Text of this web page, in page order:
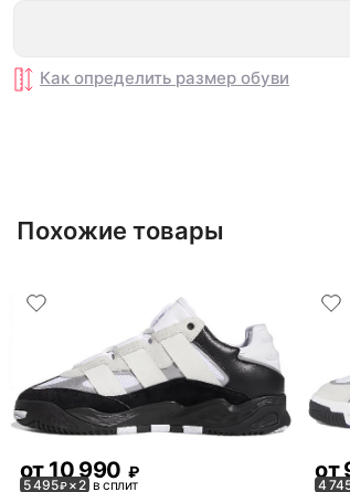
Как определить размер обуви
Похожие товары
от 10 990 ₽
5 495₽× 2 в сплит
от
4